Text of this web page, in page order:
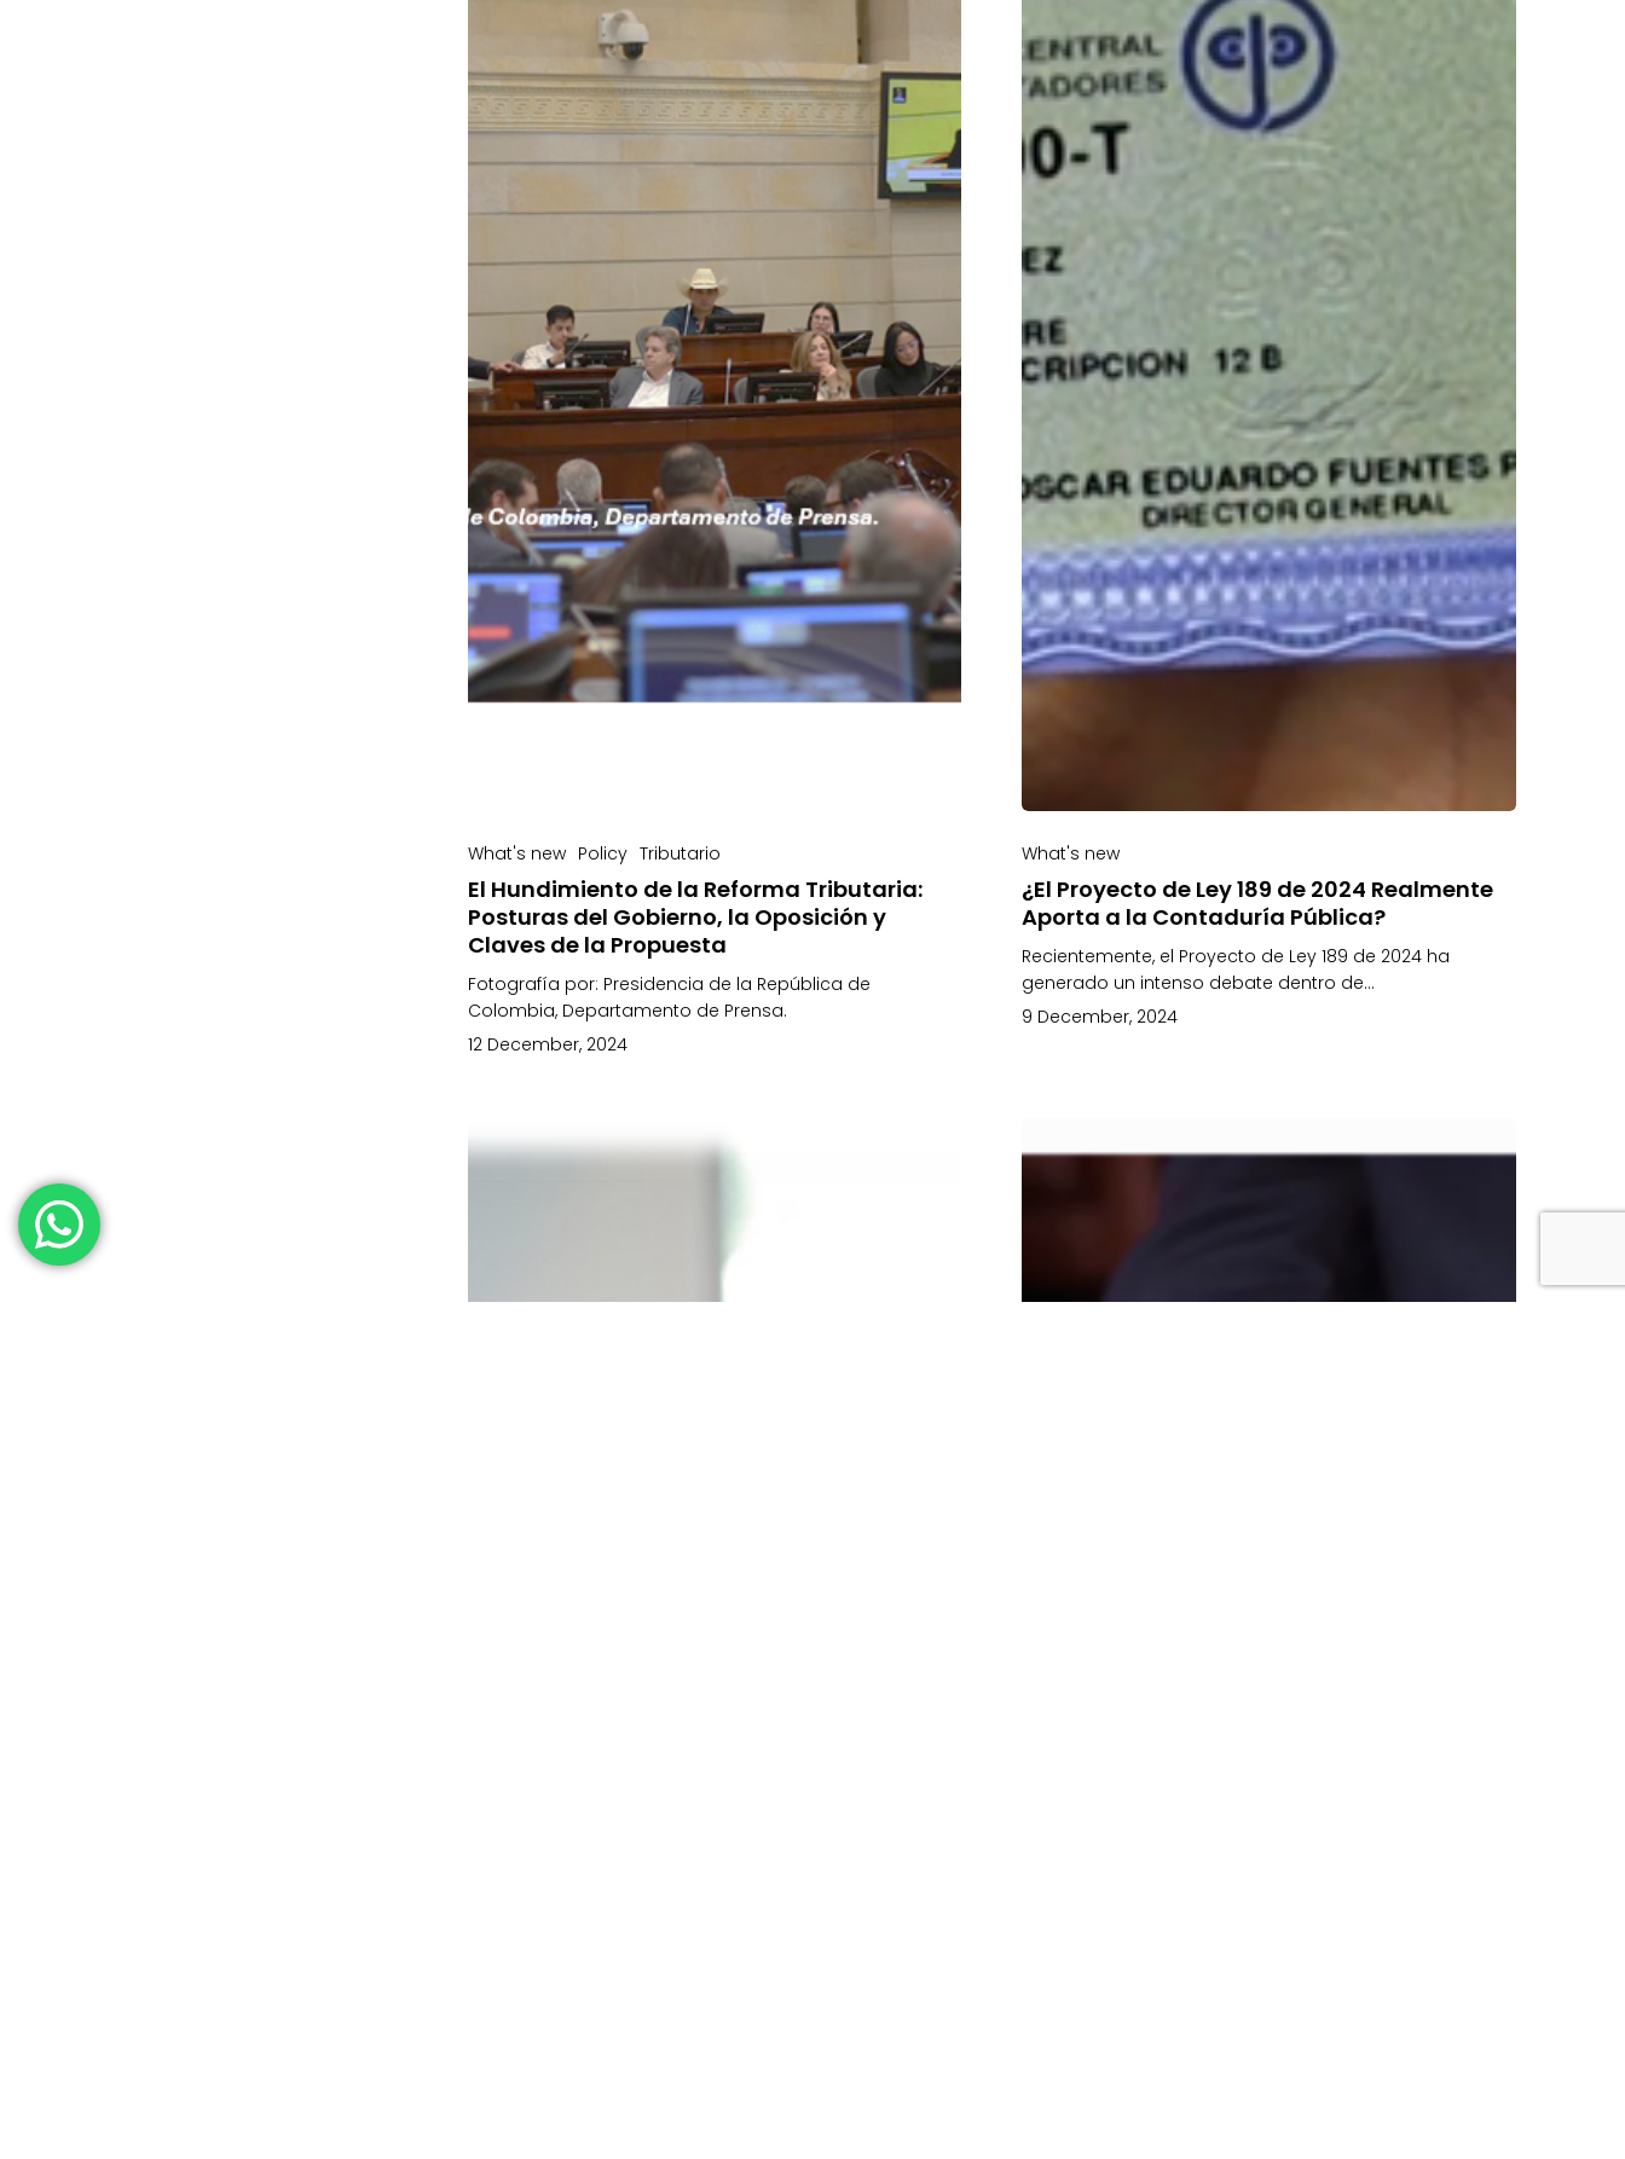
What's new Policy Tributario
El Hundimiento de la Reforma Tributaria:
Posturas del Gobierno, la Oposición y
Claves de la Propuesta
Fotografía por: Presidencia de la República de
Colombia, Departamento de Prensa.
12 December, 2024
What's new
¿El Proyecto de Ley 189 de 2024 Realmente
Aporta a la Contaduría Pública?
Recientemente, el Proyecto de Ley 189 de 2024 ha
generado un intenso debate dentro de…
9 December, 2024